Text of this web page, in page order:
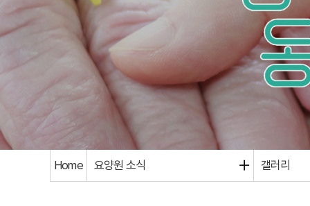
Home 요양원 소식 갤러리